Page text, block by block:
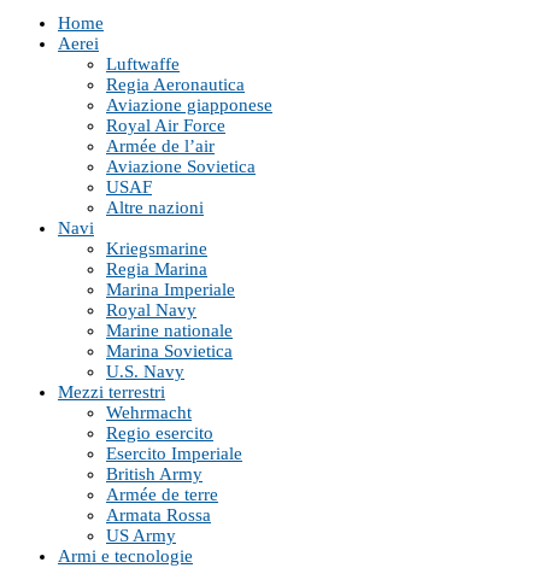
Home
Aerei
Luftwaffe
Regia Aeronautica
Aviazione giapponese
Royal Air Force
Armée de l’air
Aviazione Sovietica
USAF
Altre nazioni
Navi
Kriegsmarine
Regia Marina
Marina Imperiale
Royal Navy
Marine nationale
Marina Sovietica
U.S. Navy
Mezzi terrestri
Wehrmacht
Regio esercito
Esercito Imperiale
British Army
Armée de terre
Armata Rossa
US Army
Armi e tecnologie